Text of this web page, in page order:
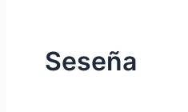
Seseña